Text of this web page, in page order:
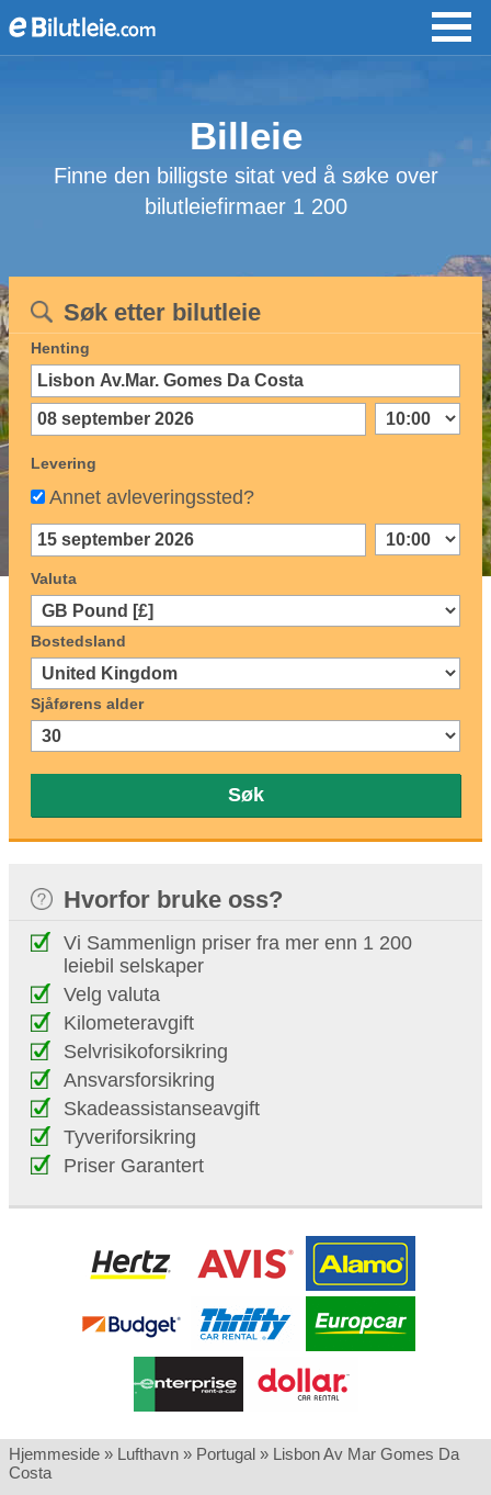
Billeie
Finne den billigste sitat ved å søke over
bilutleiefirmaer 1 200
Søk etter bilutleie
Henting
Levering
Annet avleveringssted?
Valuta
Bostedsland
Sjåførens alder
Søk
Hvorfor bruke oss?
Vi Sammenlign priser fra mer enn 1 200
leiebil selskaper
Velg valuta
Kilometeravgift
Selvrisikoforsikring
Ansvarsforsikring
Skadeassistanseavgift
Tyveriforsikring
Priser Garantert
Hjemmeside » Lufthavn » Portugal » Lisbon Av Mar Gomes Da
Costa